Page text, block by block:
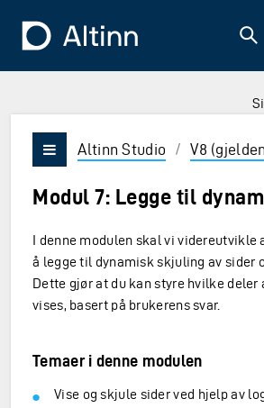
og Enter for å velge
Vis/skjul meny
Altinn Studio / V8
Modul 7: Legge til
I denne modulen skal vi videreutvikle
å legge til dynamisk skjuling av sider
Dette gjør at du kan styre hvilke deler
vises, basert på brukerens svar.
Temaer i denne modulen
Vise og skjule sider ved hjelp av